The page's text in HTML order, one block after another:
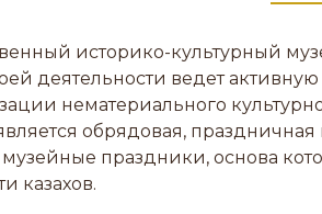
историко-культурный
деятельности ведет
нематериального
обрядовая,
праздники, основа
казахов.